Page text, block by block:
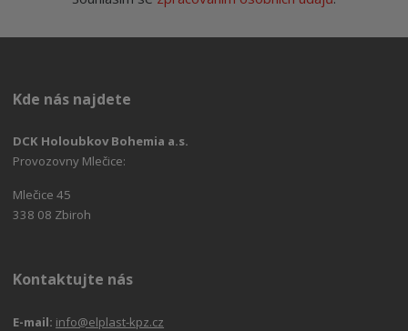
Kde nás najdete
DCK Holoubkov Bohemia a.s.
Provozovny Mlečice:
Mlečice 45
338 08 Zbiroh
Kontaktujte nás
E-mail: info@elplast-kpz.cz